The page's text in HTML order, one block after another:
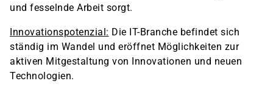
und fesselnde Arbeit sorgt.
Innovationspotenzial: Die IT-Branche befindet sich
ständig im Wandel und eröffnet Möglichkeiten zur
aktiven Mitgestaltung von Innovationen und neuen
Technologien.